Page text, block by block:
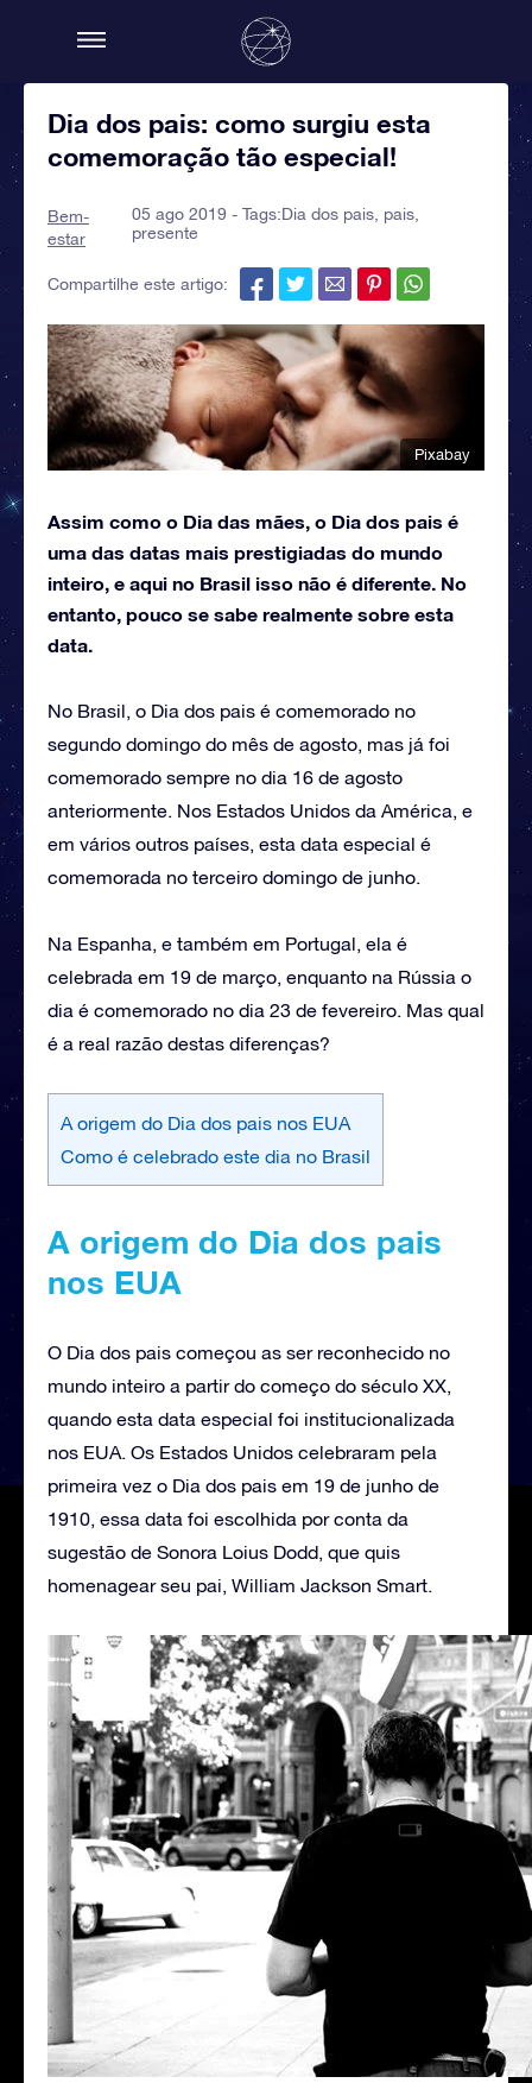
Dia dos pais: como surgiu esta
comemoração tão especial!
Bem-
estar
05 ago 2019 - Tags:Dia dos pais, pais,
presente
Compartilhe este artigo:
Pixabay
Assim como o Dia das mães, o Dia dos pais é
uma das datas mais prestigiadas do mundo
inteiro, e aqui no Brasil isso não é diferente. No
entanto, pouco se sabe realmente sobre esta
data.
No Brasil, o Dia dos pais é comemorado no
segundo domingo do mês de agosto, mas já foi
comemorado sempre no dia 16 de agosto
anteriormente. Nos Estados Unidos da América, e
em vários outros países, esta data especial é
comemorada no terceiro domingo de junho.
Na Espanha, e também em Portugal, ela é
celebrada em 19 de março, enquanto na Rússia o
dia é comemorado no dia 23 de fevereiro. Mas qual
é a real razão destas diferenças?
A origem do Dia dos pais nos EUA
Como é celebrado este dia no Brasil
A origem do Dia dos pais
nos EUA
O Dia dos pais começou as ser reconhecido no
mundo inteiro a partir do começo do século XX,
quando esta data especial foi institucionalizada
nos EUA. Os Estados Unidos celebraram pela
primeira vez o Dia dos pais em 19 de junho de
1910, essa data foi escolhida por conta da
sugestão de Sonora Loius Dodd, que quis
homenagear seu pai, William Jackson Smart.